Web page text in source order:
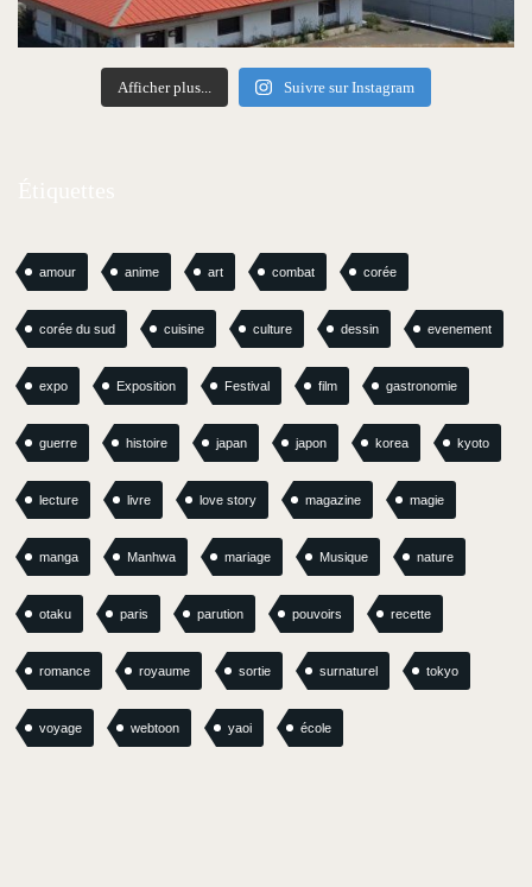
Afficher plus... Suivre sur Instagram
amour anime art combat corée
corée du sud cuisine culture dessin evenement
expo Exposition Festival film gastronomie
guerre histoire japan japon korea kyoto
lecture livre love story magazine magie
manga Manhwa mariage Musique nature
otaku paris parution pouvoirs recette
romance royaume sortie surnaturel tokyo
voyage webtoon yaoi école